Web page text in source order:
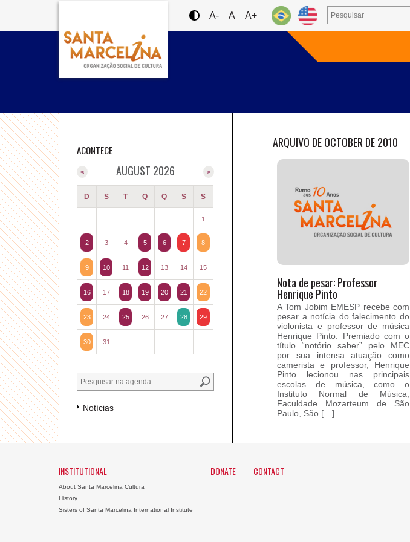
A- A A+
ARQUIVO DE OCTOBER DE 2010
Nota de pesar: Professor
Henrique Pinto
A Tom Jobim EMESP recebe com
pesar a notícia do falecimento do
violonista e professor de música
Henrique Pinto. Premiado com o
título “notório saber” pelo MEC
por sua intensa atuação como
camerista e professor, Henrique
Pinto lecionou nas principais
escolas de música, como o
Instituto Normal de Música,
Faculdade Mozarteum de São
Paulo, São […]
ACONTECE
AUGUST 2026 >
<
D S T Q Q S S
1
2 3 4 5 6 7 8
9 10 11 12 13 14 15
16 17 18 19 20 21 22
23 24 25 26 27 28 29
30 31
Notícias
INSTITUTIONAL
About Santa Marcelina Cultura
History
Sisters of Santa Marcelina International Institute
DONATE CONTACT